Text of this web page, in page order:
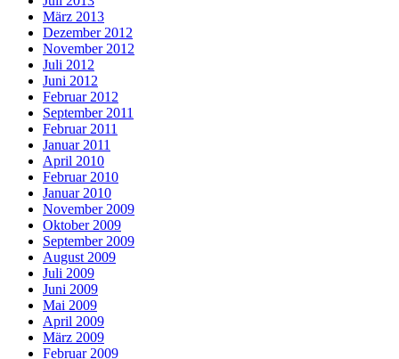
März 2013
Dezember 2012
November 2012
Juli 2012
Juni 2012
Februar 2012
September 2011
Februar 2011
Januar 2011
April 2010
Februar 2010
Januar 2010
November 2009
Oktober 2009
September 2009
August 2009
Juli 2009
Juni 2009
Mai 2009
April 2009
März 2009
Februar 2009